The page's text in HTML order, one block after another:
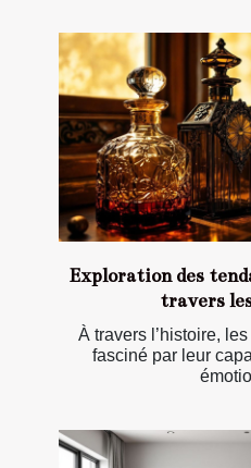
Exploration des
travers
À travers l’histoire,
fasciné par leur